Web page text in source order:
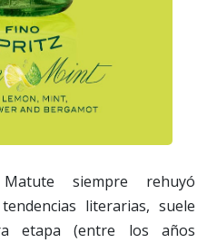
siempre rehuyó
literarias, suele
etapa (entre los años